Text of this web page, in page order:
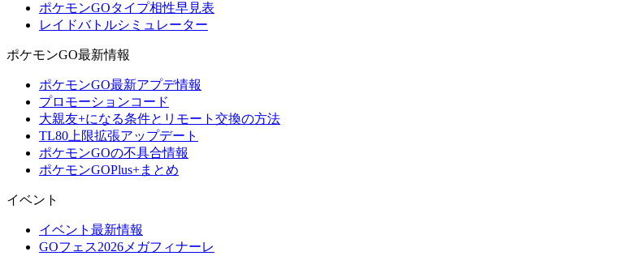
ポケモンGOタイプ相性早見表
レイドバトルシミュレーター
ポケモンGO最新情報
ポケモンGO最新アプデ情報
プロモーションコード
大親友+になる条件とリモート交換の方法
TL80上限拡張アップデート
ポケモンGOの不具合情報
ポケモンGOPlus+まとめ
イベント
イベント最新情報
GOフェス2026メガフィナーレ